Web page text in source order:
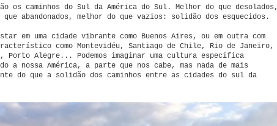
os caminhos do Sul da América do Sul. Melhor do que desolados,
que abandonados, melhor do que vazios: solidão dos esquecidos.
em uma cidade vibrante como Buenos Aires, ou em outra com
como Montevidéu, Santiago de Chile, Rio de Janeiro,
Porto Alegre... Podemos imaginar uma cultura específica
a nossa América, a parte que nos cabe, mas nada de mais
do que a solidão dos caminhos entre as cidades do sul da